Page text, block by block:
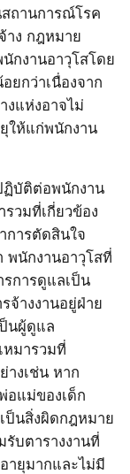
ถานการณ์โรค
าง กฎหมาย
กงานอาวุโสโดย
ยกว่าเนื่องจาก
งแห่งอาจไม่
ให้แก่พนักงาน
ฏิบัติต่อพนักงาน
วมที่เกี่ยวข้อง
การตัดสินใจ
พนักงานอาวุโสที่
การดูแลเป็น
จ้างงานอยู่ฝ่าย
นผู้ดูแล
หมารวมที่
างเช่น หาก
อแม่ของเด็ก
ป็นสิ่งผิดกฎหมาย
บตารางงานที่
ายุมากและไม่มี